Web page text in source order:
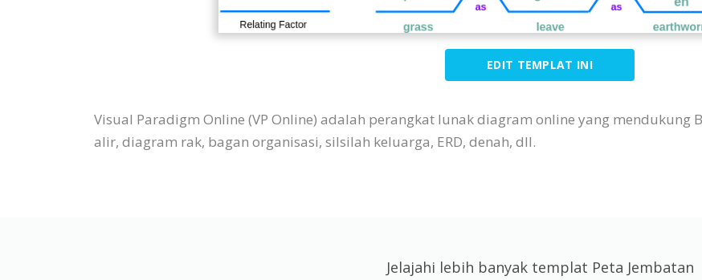
EDIT TEMPLAT INI
Visual Paradigm Online (VP Online) adalah perangkat lunak diagram online yang mendukung
alir, diagram rak, bagan organisasi, silsilah keluarga, ERD, denah, dll.
Jelajahi lebih banyak templat Peta Jembatan